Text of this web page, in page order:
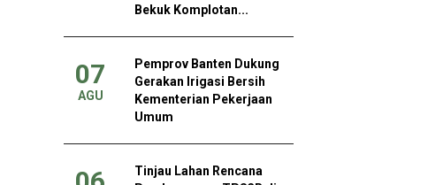
Bekuk Komplotan...
07
AGU
Pemprov Banten Dukung
Gerakan Irigasi Bersih
Kementerian Pekerjaan
Umum
Tinjau Lahan Rencana